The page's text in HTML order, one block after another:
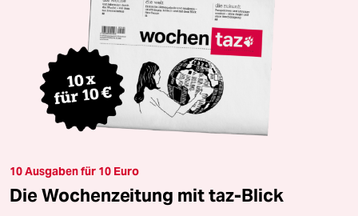
10 Ausgaben für 10 Euro
Die Wochenzeitung mit taz-Blick